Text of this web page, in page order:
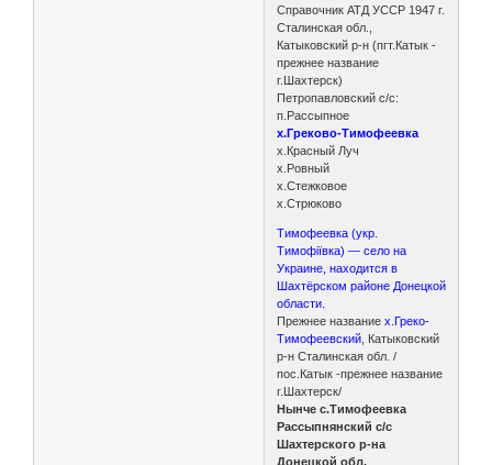
Справочник АТД УССР 1947 г.
Сталинская обл.,
Катыковский р-н (пгт.Катык -
прежнее название
г.Шахтерск)
Петропавловский с/с:
п.Рассыпное
х.Греково-Тимофеевка
х.Красный Луч
х.Ровный
х.Стежковое
х.Стрюково
Тимофеевка (укр.
Тимофіївка) — село на
Украине, находится в
Шахтёрском районе Донецкой
области.
Прежнее название х.Греко-
Тимофеевский , Катыковский
р-н Сталинская обл. /
пос.Катык -прежнее название
г.Шахтерск/
Нынче с.Тимофеевка
Рассыпнянский с/с
Шахтерского р-на
Донецкой обл.